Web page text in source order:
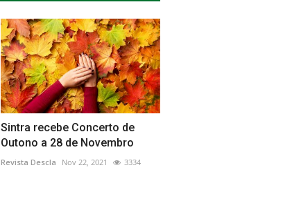
Sintra recebe Concerto de
Outono a 28 de Novembro
Revista Descla Nov 22, 2021 3334